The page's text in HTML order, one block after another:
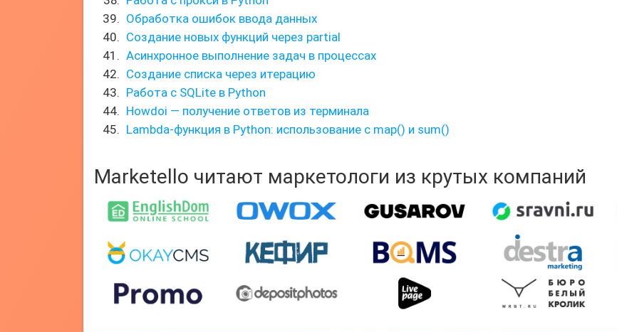
Обработка ошибок ввода данных
Создание новых функций через partial
Асинхронное выполнение задач в процессах
Создание списка через итерацию
Работа с SQLite в Python
Howdoi — получение ответов из терминала
Lambda-функция в Python: использование с map() и sum()
Marketello читают маркетологи из крутых компаний